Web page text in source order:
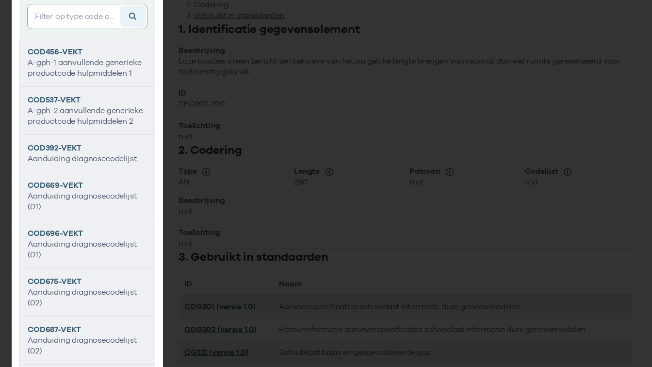
Vind gegevens&shy;element
COD456-VEKT
A-gph-1 aanvullende generieke
productcode hulpmiddelen 1
COD537-VEKT
A-gph-2 aanvullende generieke
productcode hulpmiddelen 2
COD392-VEKT
Aanduiding diagnosecodelijst
COD669-VEKT
Aanduiding diagnosecodelijst
(01)
COD696-VEKT
Aanduiding diagnosecodelijst
(01)
COD675-VEKT
Aanduiding diagnosecodelijst
(02)
COD687-VEKT
Aanduiding diagnosecodelijst
(02)
Codering
Gebruikt in standaarden
1. Identificatie gegevenselement
Beschrijving
Loze posities in een bericht ten behoeve van het op gelijke lengte brengen van records dan wel ruimte gereserveerd voor
toekomstig gebruik.
ID
TEC007-290
Toelichting
n.v.t.
2. Codering
Type
AN
Lengte
290
Patroon
n.v.t.
Codelijst
n.v.t.
Beschrijving
n.v.t.
Toelichting
n.v.t.
3. Gebruikt in standaarden
ID Naam
QDG301 (versie 1.0) Aanleverspecificaties schadelast informatie dure geneesmiddelen
QDG302 (versie 1.0) Retourinformatie aanleverspecificaties schadelast informatie dure geneesmiddelen
QG321 (versie 1.0) Schadelast basis en gespecialiseerde ggz